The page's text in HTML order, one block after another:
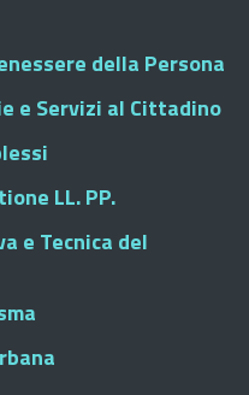
della Persona
e Servizi al Cittadino
LL. PP.
e Tecnica del